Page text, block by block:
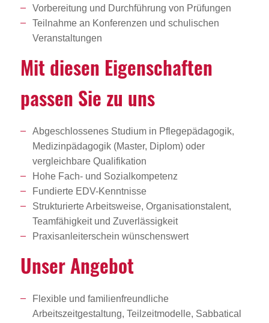
Vorbereitung und Durchführung von Prüfungen
Teilnahme an Konferenzen und schulischen
Veranstaltungen
Mit diesen Eigen­schaften
passen Sie zu uns
Abgeschlossenes Studium in Pflegepädagogik,
Medizinpädagogik (Master, Diplom) oder
vergleichbare Qualifikation
Hohe Fach- und Sozialkompetenz
Fundierte EDV-Kenntnisse
Strukturierte Arbeitsweise, Organisationstalent,
Teamfähigkeit und Zuverlässigkeit
Praxisanleiterschein wünschenswert
Unser Angebot
Flexible und familienfreundliche
Arbeitszeitgestaltung, Teilzeitmodelle, Sabbatical